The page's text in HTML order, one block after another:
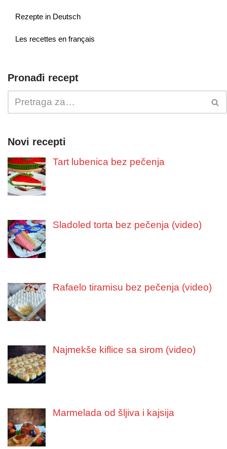
Rezepte in Deutsch
Les recettes en français
Pronađi recept
Novi recepti
Tart lubenica bez pečenja
Sladoled torta bez pečenja (video)
Rafaelo tiramisu bez pečenja (video)
Najmekše kiflice sa sirom (video)
Marmelada od šljiva i kajsija